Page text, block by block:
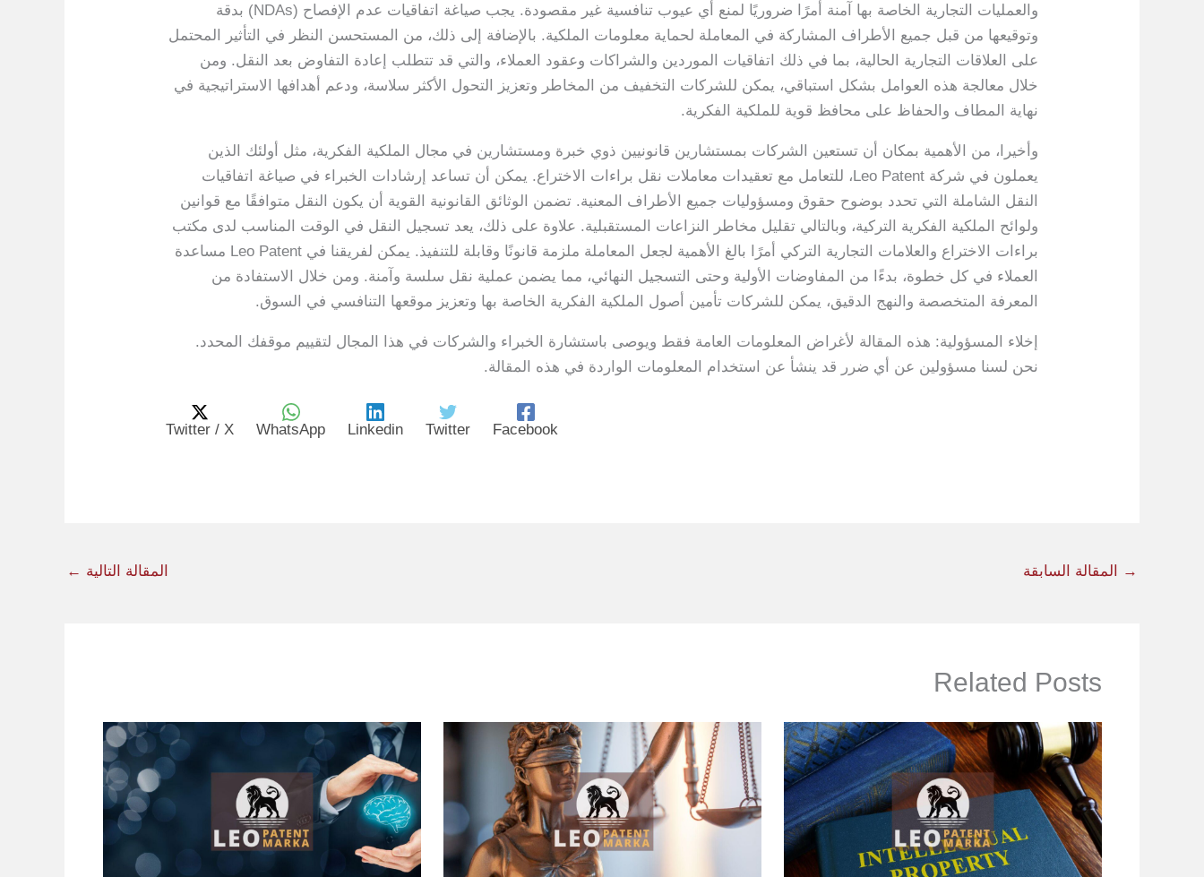
والعمليات التجارية الخاصة بها آمنة أمرًا ضروريًا لمنع أي عيوب تنافسية غير مقصودة. يجب صياغة اتفاقيات عدم الإفصاح (NDAs) بدقة
وتوقيعها من قبل جميع الأطراف المشاركة في المعاملة لحماية معلومات الملكية. بالإضافة إلى ذلك، من المستحسن النظر في التأثير المحتمل
على العلاقات التجارية الحالية، بما في ذلك اتفاقيات الموردين والشراكات وعقود العملاء، والتي قد تتطلب إعادة التفاوض بعد النقل. ومن
خلال معالجة هذه العوامل بشكل استباقي، يمكن للشركات التخفيف من المخاطر وتعزيز التحول الأكثر سلاسة، ودعم أهدافها الاستراتيجية في
نهاية المطاف والحفاظ على محافظ قوية للملكية الفكرية.
وأخيرا، من الأهمية بمكان أن تستعين الشركات بمستشارين قانونيين ذوي خبرة ومستشارين في مجال الملكية الفكرية، مثل أولئك الذين
يعملون في شركة Leo Patent، للتعامل مع تعقيدات معاملات نقل براءات الاختراع. يمكن أن تساعد إرشادات الخبراء في صياغة اتفاقيات
النقل الشاملة التي تحدد بوضوح حقوق ومسؤوليات جميع الأطراف المعنية. تضمن الوثائق القانونية القوية أن يكون النقل متوافقًا مع قوانين
ولوائح الملكية الفكرية التركية، وبالتالي تقليل مخاطر النزاعات المستقبلية. علاوة على ذلك، يعد تسجيل النقل في الوقت المناسب لدى مكتب
براءات الاختراع والعلامات التجارية التركي أمرًا بالغ الأهمية لجعل المعاملة ملزمة قانونًا وقابلة للتنفيذ. يمكن لفريقنا في Leo Patent مساعدة
العملاء في كل خطوة، بدءًا من المفاوضات الأولية وحتى التسجيل النهائي، مما يضمن عملية نقل سلسة وآمنة. ومن خلال الاستفادة من
المعرفة المتخصصة والنهج الدقيق، يمكن للشركات تأمين أصول الملكية الفكرية الخاصة بها وتعزيز موقعها التنافسي في السوق.
إخلاء المسؤولية: هذه المقالة لأغراض المعلومات العامة فقط ويوصى باستشارة الخبراء والشركات في هذا المجال لتقييم موقفك المحدد.
نحن لسنا مسؤولين عن أي ضرر قد ينشأ عن استخدام المعلومات الواردة في هذه المقالة.
Facebook
Twitter
Linkedin
WhatsApp
Twitter / X
→ المقالة السابقة المقالة التالية ←
Related Posts